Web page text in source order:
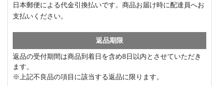
日本郵便による代金引換払いです。商品お届け時に配達員へお
支払いください。
返品期限
返品の受付期間は商品到着日を含め8日以内とさせていただき
ます。
※上記不良品の項目に該当する返品に限ります。